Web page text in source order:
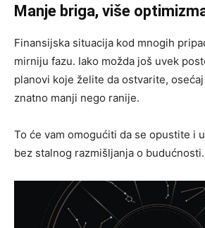
Manje briga, više
Finansijska situacija kod mnogih
mirniju fazu. Iako možda još uvek
planovi koje želite da ostvarite,
znatno manji nego ranije.
To će vam omogućiti da se opustite i
bez stalnog razmišljanja o budućnosti.